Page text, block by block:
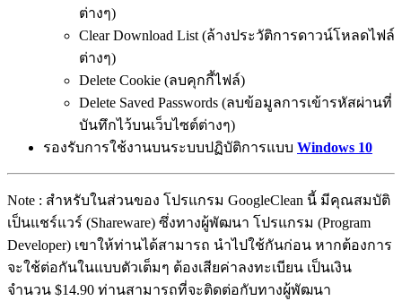
ต่างๆ)
Clear Download List (ล้างประวัติการดาวน์โหลดไฟล์
ต่างๆ)
Delete Cookie (ลบคุกกี้ไฟล์)
Delete Saved Passwords (ลบข้อมูลการเข้ารหัสผ่านที่
บันทึกไว้บนเว็บไซต์ต่างๆ)
รองรับการใช้งานบนระบบปฏิบัติการแบบ Windows 10
Note : สำหรับในส่วนของ โปรแกรม GoogleClean นี้ มีคุณสมบัติ
เป็นแชร์แวร์ (Shareware) ซึ่งทางผู้พัฒนา โปรแกรม (Program
Developer) เขาให้ท่านได้สามารถ นำไปใช้กันก่อน หากต้องการ
จะใช้ต่อกันในแบบตัวเต็มๆ ต้องเสียค่าลงทะเบียน เป็นเงิน
จำนวน $14.90 ท่านสามารถที่จะติดต่อกับทางผู้พัฒนา